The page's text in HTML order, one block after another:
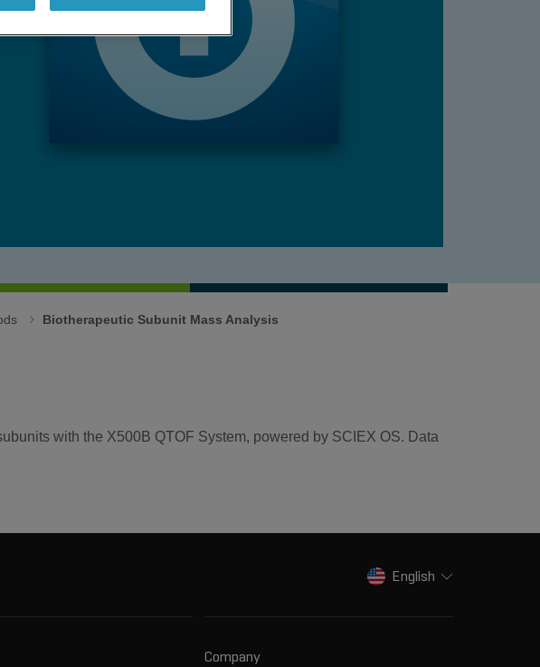
Biotherapeutic Subunit Mass Analysis
with the X500B QTOF System, powered by SCIEX OS. Data
English
Company